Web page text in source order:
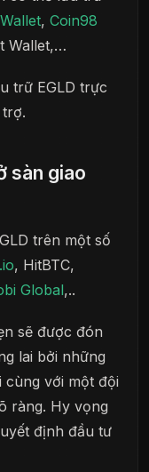
, Coin98
Wallet,…
trữ EGLD trực
sàn giao
trên một số
, HitBTC,
Global,..
sẽ được đón
lai bởi những
cùng với một đội
ràng. Hy vọng
định đầu tư